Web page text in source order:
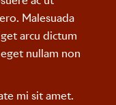
Malesuada
arcu dictum
nullam non
mi sit amet.